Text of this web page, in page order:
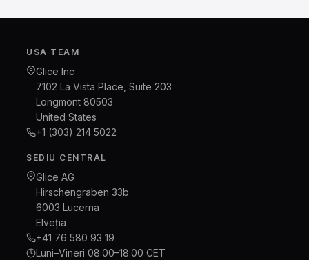
USA TEAM
Glice Inc
7102 La Vista Place, Suite 203
Longmont 80503
United States
+1 (303) 214 5022
SEDIU CENTRAL
Glice AG
Hirschengraben 33b
6003 Lucerna
Elveția
+41 76 580 93 19
Luni–Vineri 08:00–18:00 CET